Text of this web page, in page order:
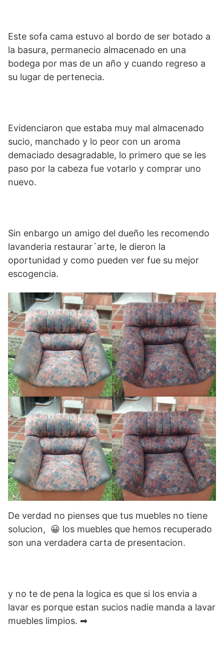
Este sofa cama estuvo al bordo de ser botado a
la basura, permanecio almacenado en una
bodega por mas de un año y cuando regreso a
su lugar de pertenecia.
Evidenciaron que estaba muy mal almacenado
sucio, manchado y lo peor con un aroma
demaciado desagradable, lo primero que se les
paso por la cabeza fue votarlo y comprar uno
nuevo.
Sin enbargo un amigo del dueño les recomendo
lavanderia restaurar´arte, le dieron la
oportunidad y como pueden ver fue su mejor
escogencia.
De verdad no pienses que tus muebles no tiene
solucion, 😀 los muebles que hemos recuperado
son una verdadera carta de presentacion.
y no te de pena la logica es que si los envia a
lavar es porque estan sucios nadie manda a lavar
muebles limpios. ➡